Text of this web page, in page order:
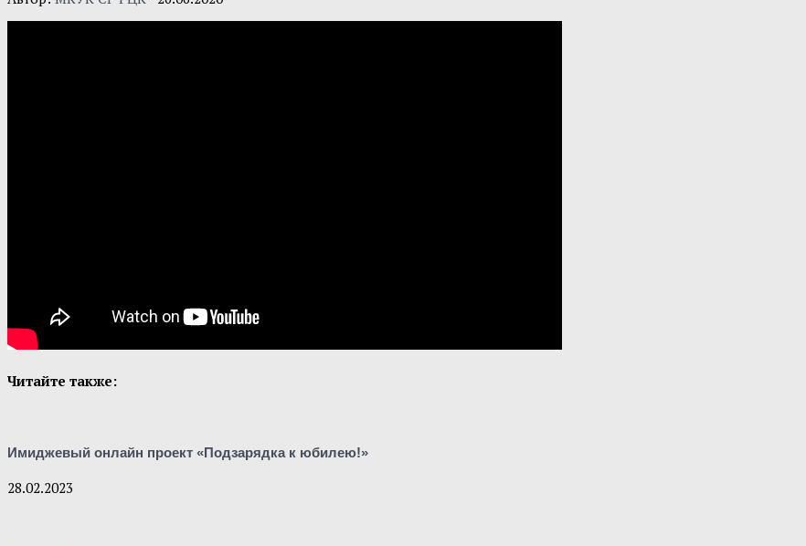
Читайте также:
Имиджевый онлайн проект «Подзарядка к юбилею!»
28.02.2023